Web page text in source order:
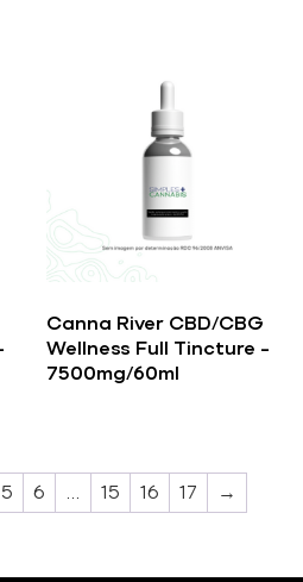
Canna River CBD/CBG
Wellness Full Tincture –
7500mg/60ml
5 6 15 16 17 →